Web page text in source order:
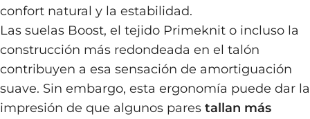
confort natural y la estabilidad.
Las suelas Boost, el tejido Primeknit o incluso la
construcción más redondeada en el talón
contribuyen a esa sensación de amortiguación
suave. Sin embargo, esta ergonomía puede dar la
impresión de que algunos pares tallan más